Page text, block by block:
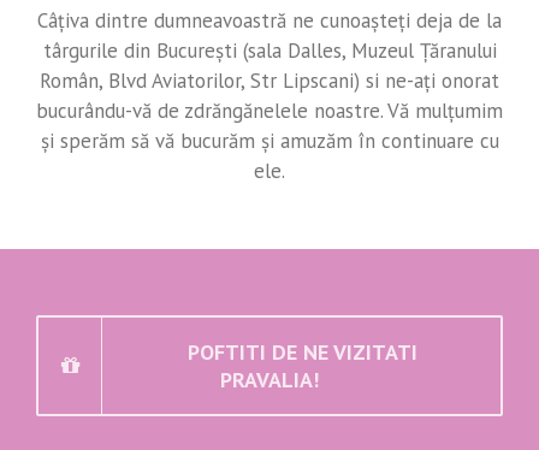
Câțiva dintre dumneavoastră ne cunoașteți deja de la
târgurile din București (sala Dalles, Muzeul Țăranului
Român, Blvd Aviatorilor, Str Lipscani) si ne-ați onorat
bucurându-vă de zdrăngănelele noastre. Vă mulțumim
și sperăm să vă bucurăm și amuzăm în continuare cu
ele.
POFTITI DE NE VIZITATI
PRAVALIA!